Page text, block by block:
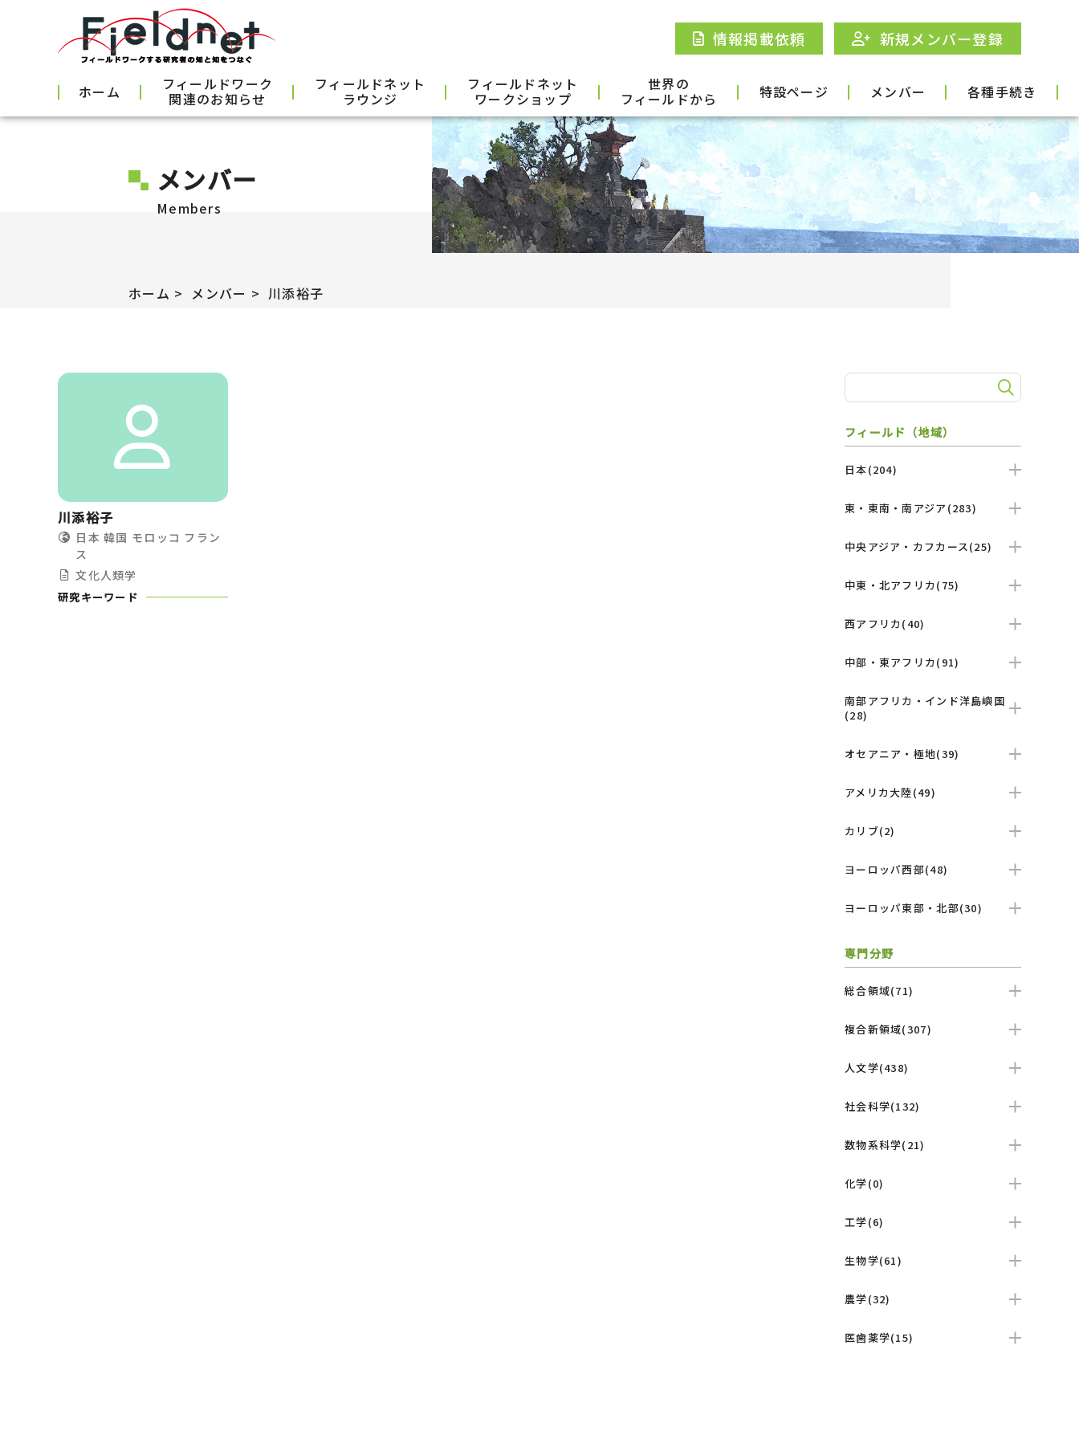
情報掲載依頼 新規メンバー登録
ホーム フィールドワーク
関連のお知らせ
フィールドネット
ラウンジ
フィールドネット
ワークショップ
世界の
フィールドから 特設ページ メンバー 各種手続き
メンバー
Members
ホーム メンバー 川添裕子
川添裕子
日本 韓国 モロッコ フラン
ス
文化人類学
研究キーワード
フィールド（地域）
日本(204)
東・東南・南アジア(283)
中央アジア・カフカース(25)
中東・北アフリカ(75)
西アフリカ(40)
中部・東アフリカ(91)
南部アフリカ・インド洋島嶼国
(28)
オセアニア・極地(39)
アメリカ大陸(49)
カリブ(2)
ヨーロッパ西部(48)
ヨーロッパ東部・北部(30)
専門分野
総合領域(71)
複合新領域(307)
人文学(438)
社会科学(132)
数物系科学(21)
化学(0)
工学(6)
生物学(61)
農学(32)
医歯薬学(15)